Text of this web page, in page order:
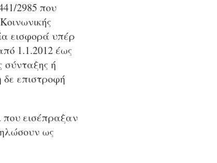
2985 που
εισφορά υπέρ
1.1.2012 έως
σύνταξης ή
δε επιστροφή
που εισέπραξαν
ως